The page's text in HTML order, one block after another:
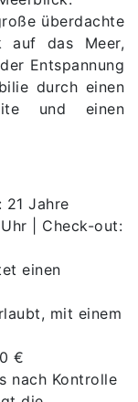
überdachte
auf das Meer,
Entspannung
durch einen
und einen
21 Jahre
| Check-out:
einen
mit einem
€
nach Kontrolle